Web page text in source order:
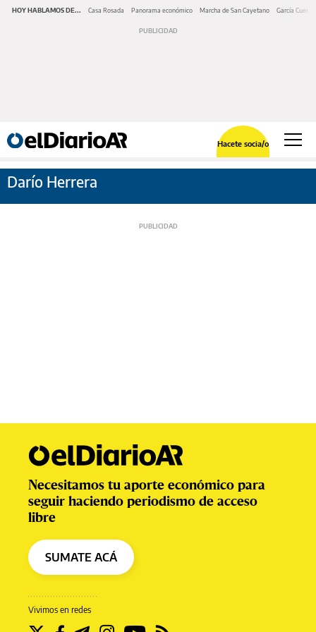
HOY HABLAMOS DE... Casa Rosada Panorama económico Marcha de San Cayetano García Cuerva
Hacete socia/o
Darío Herrera
Vivimos en redes
Necesitamos tu aporte económico para
seguir haciendo periodismo de acceso
libre
SUMATE ACÁ